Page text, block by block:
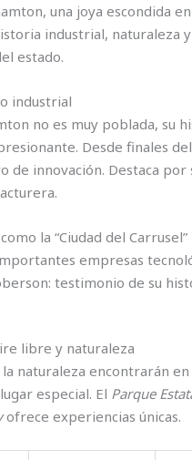
una joya escondida en
industrial, naturaleza
estado.
industrial
no es muy poblada, su
Desde finales
de innovación. Destaca por
la “Ciudad del Carrusel”
empresas
testimonio de su
libre y naturaleza
naturaleza encontrarán en
especial. El Parque
ofrece experiencias únicas.